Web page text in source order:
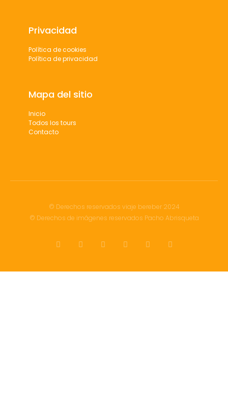
Privacidad
Política de cookies
Política de privacidad
Mapa del sitio
Inicio
Todos los tours
Contacto
© Derechos reservados viaje bereber 2024
© Derechos de imágenes reservados Pacho Abrisqueta